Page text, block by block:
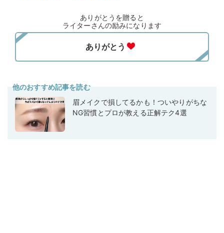
ありがとうを贈ると
ライターさんの励みになります
他のおすすめ記事を読む
眉メイクで損してるかも！ついやりがちな
NG習慣とプロが教える正解テク4選